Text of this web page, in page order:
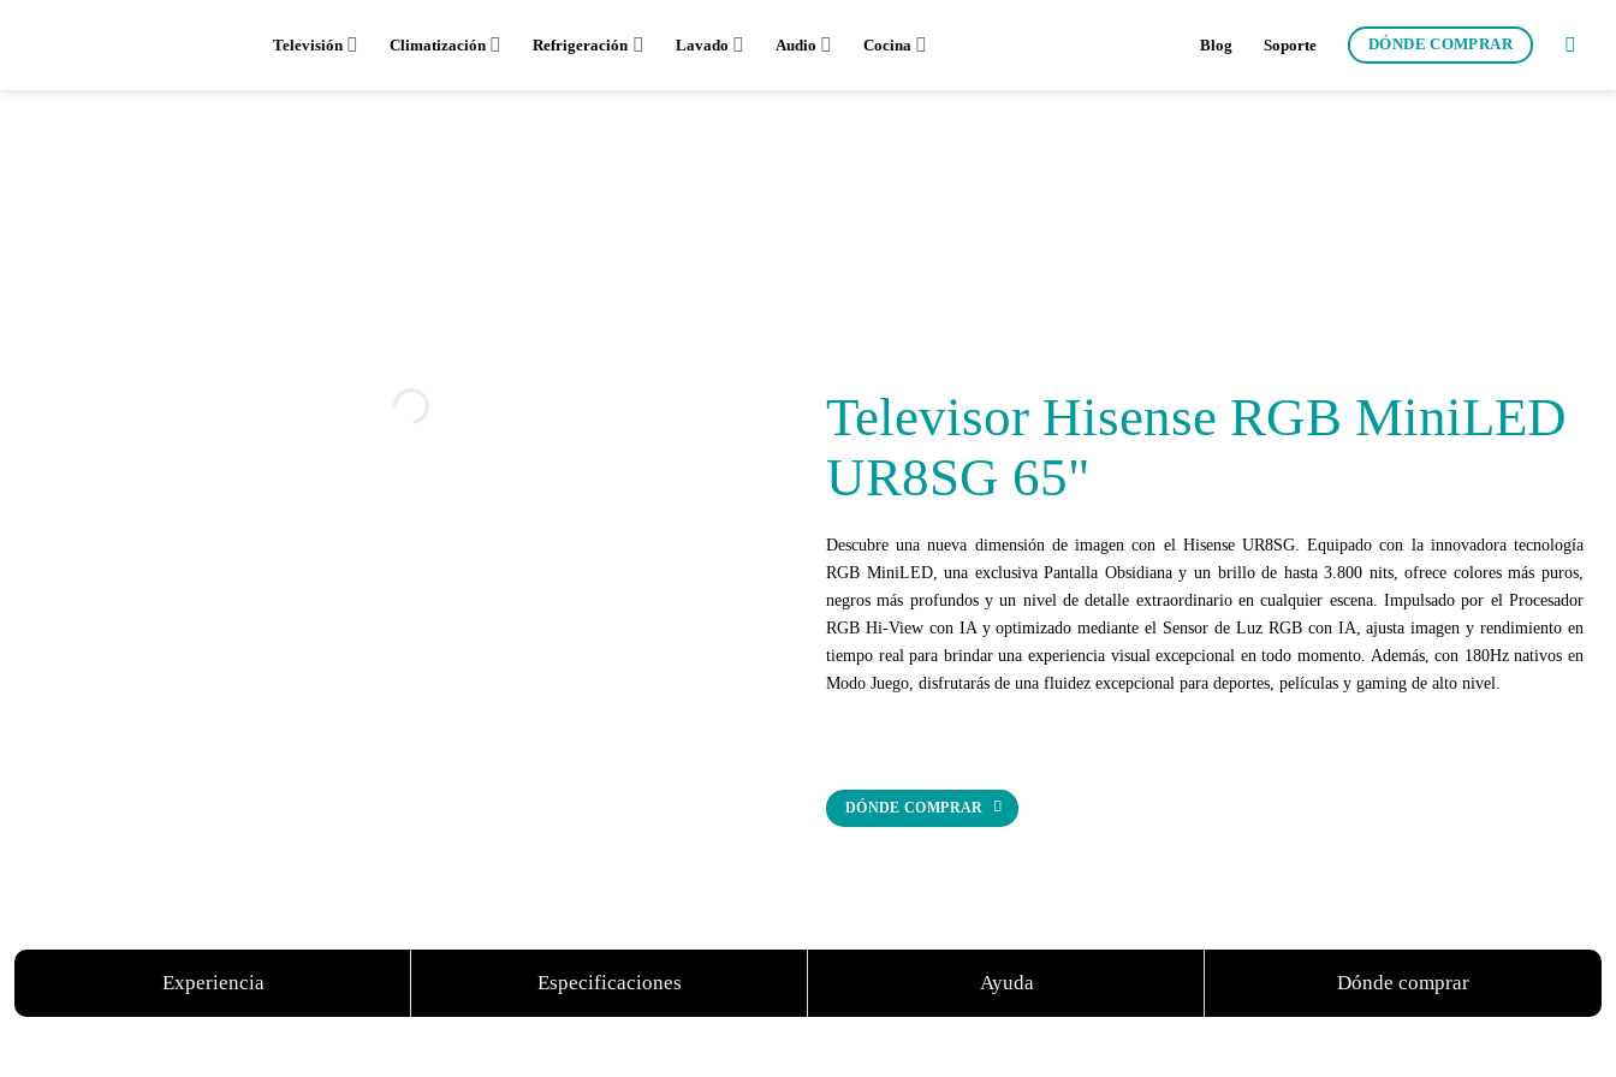
Televisión Climatización Refrigeración Lavado Audio Cocina Blog Soporte DÓNDE COMPRAR
Televisor Hisense RGB MiniLED
UR8SG 65"
Descubre una nueva dimensión de imagen con el Hisense UR8SG. Equipado con la innovadora tecnología
RGB MiniLED, una exclusiva Pantalla Obsidiana y un brillo de hasta 3.800 nits, ofrece colores más puros,
negros más profundos y un nivel de detalle extraordinario en cualquier escena. Impulsado por el Procesador
RGB Hi-View con IA y optimizado mediante el Sensor de Luz RGB con IA, ajusta imagen y rendimiento en
tiempo real para brindar una experiencia visual excepcional en todo momento. Además, con 180Hz nativos en
Modo Juego, disfrutarás de una fluidez excepcional para deportes, películas y gaming de alto nivel.
DÓNDE COMPRAR
Experiencia Especificaciones Ayuda Dónde comprar